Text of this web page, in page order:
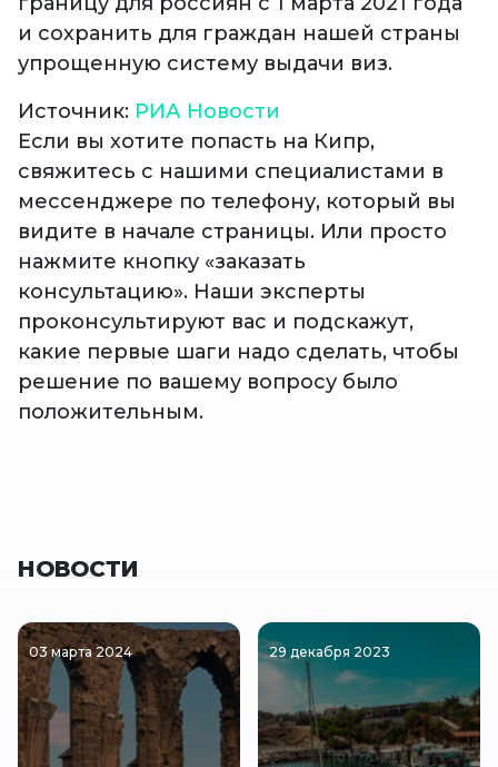
и сохранить для граждан нашей страны
упрощенную систему выдачи виз.
Источник: РИА Новости
Если вы хотите попасть на Кипр,
свяжитесь с нашими специалистами в
мессенджере по телефону, который вы
видите в начале страницы. Или просто
нажмите кнопку «заказать
консультацию». Наши эксперты
проконсультируют вас и подскажут,
какие первые шаги надо сделать, чтобы
решение по вашему вопросу было
положительным.
НОВОСТИ
03 марта 2024 29 декабря 2023